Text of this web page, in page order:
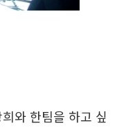
와 한팀을 하고 싶